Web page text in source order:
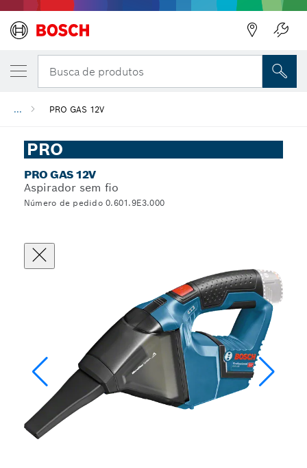
Busca de produtos
... PRO GAS 12V
PRO
PRO GAS 12V
Aspirador sem fio
Número de pedido 0.601.9E3.000